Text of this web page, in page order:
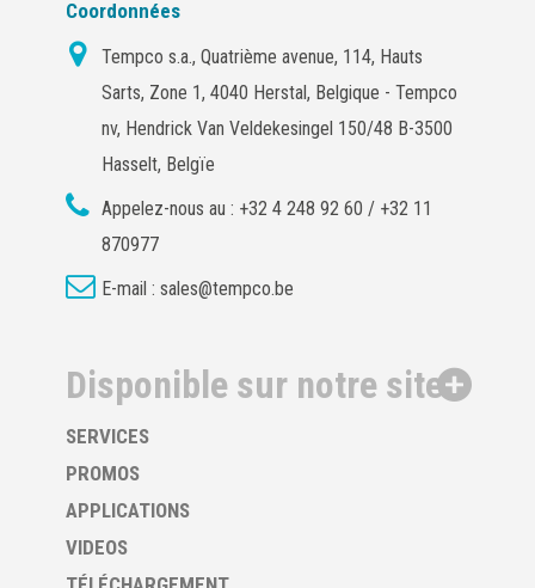
Coordonnées
Tempco s.a., Quatrième avenue, 114, Hauts
Sarts, Zone 1, 4040 Herstal, Belgique - Tempco
nv, Hendrick Van Veldekesingel 150/48 B-3500
Hasselt, Belgïe
Appelez-nous au : +32 4 248 92 60 / +32 11
870977
E-mail : sales@tempco.be
Disponible sur notre site
SERVICES
PROMOS
APPLICATIONS
VIDEOS